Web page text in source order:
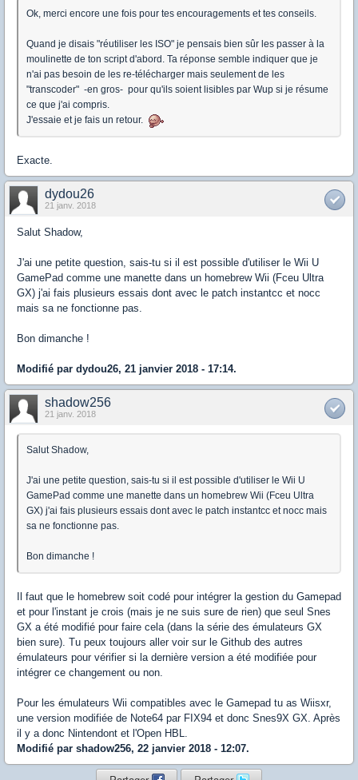
Ok, merci encore une fois pour tes encouragements et tes conseils.
Quand je disais "réutiliser les ISO" je pensais bien sûr les passer à la
moulinette de ton script d'abord. Ta réponse semble indiquer que je
n'ai pas besoin de les re-télécharger mais seulement de les
"transcoder" -en gros- pour qu'ils soient lisibles par Wup si je résume
ce que j'ai compris.
J'essaie et je fais un retour.
Exacte.
dydou26
21 janv. 2018
Salut Shadow,
J'ai une petite question, sais-tu si il est possible d'utiliser le Wii U
GamePad comme une manette dans un homebrew Wii (Fceu Ultra
GX) j'ai fais plusieurs essais dont avec le patch instantcc et nocc
mais sa ne fonctionne pas.
Bon dimanche !
Modifié par dydou26, 21 janvier 2018 - 17:14.
shadow256
21 janv. 2018
Salut Shadow,
J'ai une petite question, sais-tu si il est possible d'utiliser le Wii U
GamePad comme une manette dans un homebrew Wii (Fceu Ultra
GX) j'ai fais plusieurs essais dont avec le patch instantcc et nocc mais
sa ne fonctionne pas.
Bon dimanche !
Il faut que le homebrew soit codé pour intégrer la gestion du Gamepad
et pour l'instant je crois (mais je ne suis sure de rien) que seul Snes
GX a été modifié pour faire cela (dans la série des émulateurs GX
bien sure). Tu peux toujours aller voir sur le Github des autres
émulateurs pour vérifier si la dernière version a été modifiée pour
intégrer ce changement ou non.
Pour les émulateurs Wii compatibles avec le Gamepad tu as Wiisxr,
une version modifiée de Note64 par FIX94 et donc Snes9X GX. Après
il y a donc Nintendont et l'Open HBL.
Modifié par shadow256, 22 janvier 2018 - 12:07.